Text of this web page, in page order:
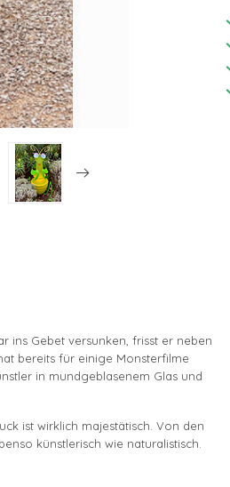
ins Gebet versunken, frisst er neben
bereits für einige Monsterfilme
in mundgeblasenem Glas und
ist wirklich majestätisch. Von den
künstlerisch wie naturalistisch.